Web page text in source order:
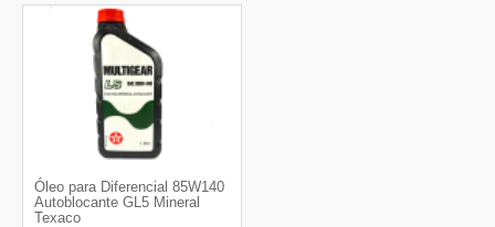
Óleo para Diferencial 85W140
Autoblocante GL5 Mineral
Texaco